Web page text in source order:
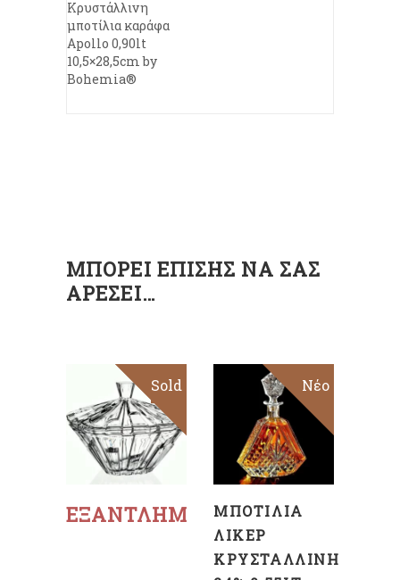
Κρυστάλλινη
μποτίλια καράφα
Apollo 0,90lt
10,5×28,5cm by
Bohemia®
ΜΠΟΡΕΊ ΕΠΊΣΗΣ ΝΑ ΣΑΣ
ΑΡΈΣΕΙ…
Sale
ΕΞΑΝΤΛΗΜΈΝΟ
Sold
Διαβάστε
Νέο
ΠΡΟΣΘΉΚΗ
ΣΤΟ
ΚΑΛΆΘΙ
ΜΠΟΤΊΛΙΑ
ΛΙΚΈΡ
ΚΡΥΣΤΆΛΛΙΝΗ